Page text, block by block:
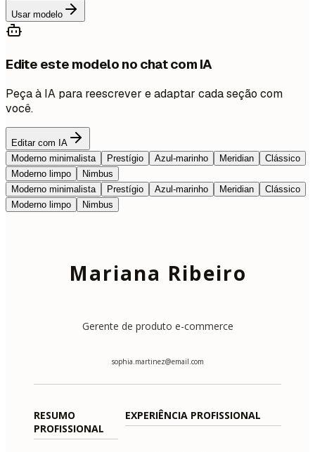
Usar modelo
Edite este modelo no chat com IA
Peça à IA para reescrever e adaptar cada seção com
você.
Editar com IA
Moderno minimalista
Prestígio Azul-marinho Meridian
Clássico
Moderno limpo
Nimbus
Moderno minimalista
Prestígio Azul-marinho Meridian
Clássico
Moderno limpo
Nimbus
Mariana Ribeiro
Gerente de produto e-commerce
sophia.martinez@email.com
RESUMO
PROFISSIONAL
EXPERIÊNCIA PROFISSIONAL